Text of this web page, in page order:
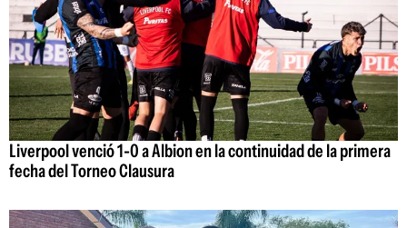
Liverpool venció 1-0 a Albion en la continuidad de la primera
fecha del Torneo Clausura